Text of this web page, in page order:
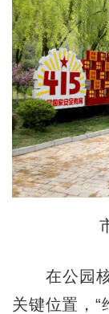
在公园核
关键位置，“